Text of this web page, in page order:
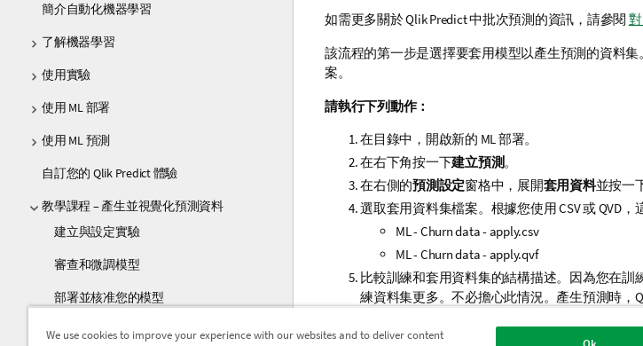
簡介自動化機器學習
了解機器學習
使用實驗
使用 ML 部署
使用 ML 預測
自訂您的 Qlik Predict 體驗
教學課程 – 產生並視覺化預測資料
建立與設定實驗
審查和微調模型
部署並核准您的模型
建立預測資料
如需更多關於Qlik Predict中批次預測的資訊，請參閱
該流程的第一步是選擇要套用模型以產生預測的資料
案。
請執行下列動作：
在目錄中，開啟新的 ML 部署。
在右下角按一下建立預測。
在右側的預測設定窗格中，展開套用資料並按一
選取套用資料集檔案。根據您使用 CSV 或 QVD
ML - Churn data - apply.csv
ML - Churn data - apply.qvf
比較訓練和套用資料集的結構描述。因為您在訓
練資料集更多。不必擔心此情況。產生預測時，
在預測設定窗格中，按一下 名稱預測資料集 。
We use cookies to improve your experience with our websites and to deliver content